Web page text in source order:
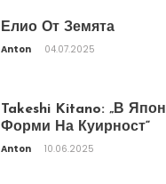
Елио От Земята
Anton 04.07.2025
Takeshi Kitano: „В
Форми На Куирност“
Anton 10.06.2025